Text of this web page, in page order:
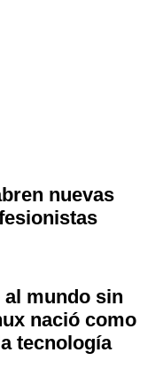
nuevas
mundo sin
nació como
tecnología